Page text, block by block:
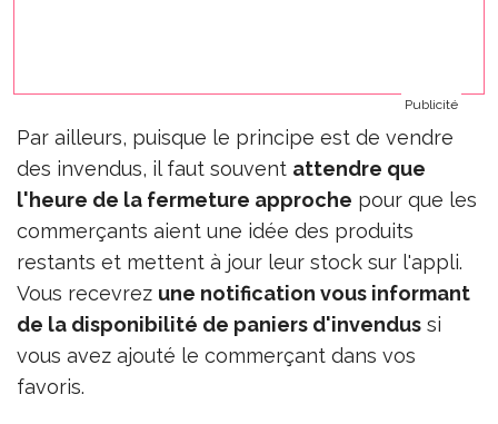
Publicité
Par ailleurs, puisque le principe est de vendre
des invendus, il faut souvent attendre que
l'heure de la fermeture approche pour que les
commerçants aient une idée des produits
restants et mettent à jour leur stock sur l'appli.
Vous recevrez une notification vous informant
de la disponibilité de paniers d'invendus si
vous avez ajouté le commerçant dans vos
favoris.